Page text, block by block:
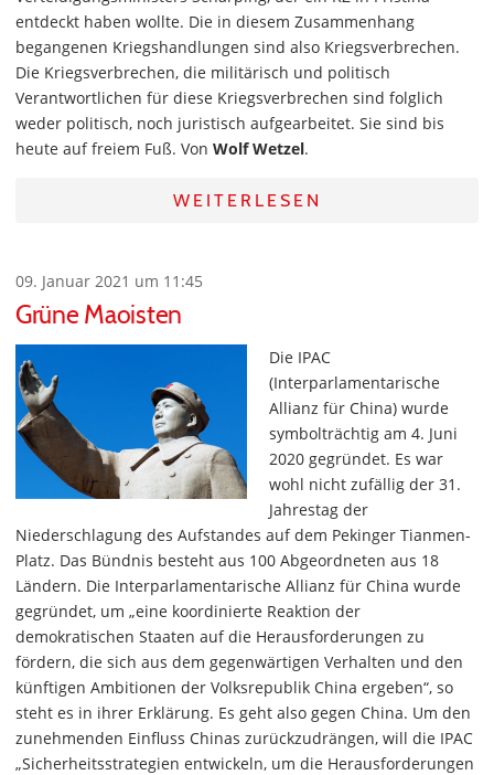
entdeckt haben wollte. Die in diesem Zusammenhang
begangenen Kriegshandlungen sind also Kriegsverbrechen.
Die Kriegsverbrechen, die militärisch und politisch
Verantwortlichen für diese Kriegsverbrechen sind folglich
weder politisch, noch juristisch aufgearbeitet. Sie sind bis
heute auf freiem Fuß. Von Wolf Wetzel.
WEITERLESEN
09. Januar 2021 um 11:45
Grüne Maoisten
Die IPAC
(Interparlamentarische
Allianz für China) wurde
symbolträchtig am 4. Juni
2020 gegründet. Es war
wohl nicht zufällig der 31.
Jahrestag der
Niederschlagung des Aufstandes auf dem Pekinger Tianmen-
Platz. Das Bündnis besteht aus 100 Abgeordneten aus 18
Ländern. Die Interparlamentarische Allianz für China wurde
gegründet, um „eine koordinierte Reaktion der
demokratischen Staaten auf die Herausforderungen zu
fördern, die sich aus dem gegenwärtigen Verhalten und den
künftigen Ambitionen der Volksrepublik China ergeben“, so
steht es in ihrer Erklärung. Es geht also gegen China. Um den
zunehmenden Einfluss Chinas zurückzudrängen, will die IPAC
„Sicherheitsstrategien entwickeln, um die Herausforderungen